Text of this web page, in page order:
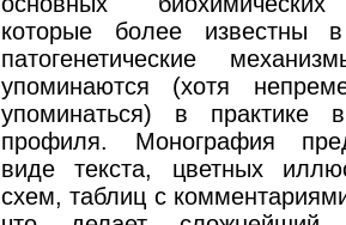
которые более известны
патогенетические
упоминаются (хотя
упоминаться) в практике
профиля. Монография
виде текста, цветных
схем, таблиц с